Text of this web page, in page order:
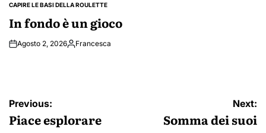
POSTED
CAPIRE LE BASI DELLA ROULETTE
In fondo è un gioco
Agosto 2, 2026PostedFrancesca
Navigazione
articoli
Previous:
Piace esplorare
Next:
Somma dei suoi